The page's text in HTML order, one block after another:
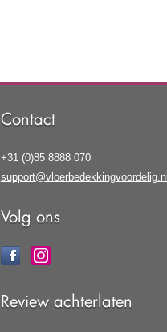
Contact
+31 (0)85 8888 070
support@vloerbedekkingvoordelig.nl
Volg ons
Review achterlaten